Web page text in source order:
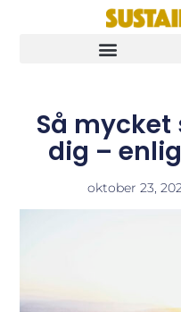
Så mycket
dig –
oktober 23,